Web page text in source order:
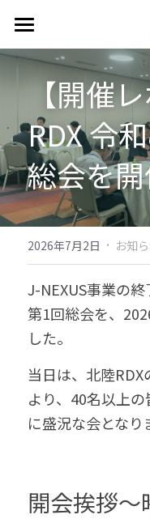
トップ
北陸コネクト
北陸の魅力
note
ニュース
北陸RDXとは
相談・お
【開催
RDX 令
総会を
2026年7月2日 · お知
J-NEXUS事業の
第1回総会を、
した。
当日は、北陸
より、40名以上
に盛況な会となり
開会挨拶